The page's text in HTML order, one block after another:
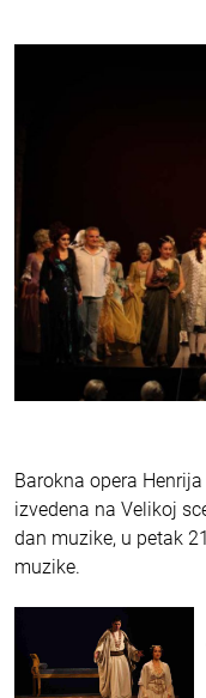
Barokna opera
izvedena na Velikoj
dan muzike, u petak
muzike.